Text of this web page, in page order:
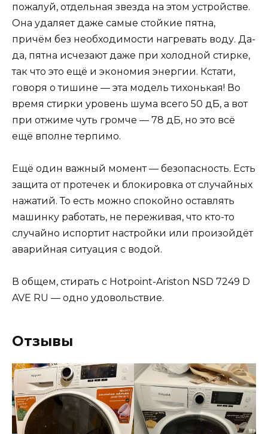
пожалуй, отдельная звезда на этом устройстве.
Она удаляет даже самые стойкие пятна,
причём без необходимости нагревать воду. Да-
да, пятна исчезают даже при холодной стирке,
так что это ещё и экономия энергии. Кстати,
говоря о тишине — эта модель тихонькая! Во
время стирки уровень шума всего 50 дБ, а вот
при отжиме чуть громче — 78 дБ, но это всё
ещё вполне терпимо.
Ещё один важный момент — безопасность. Есть
защита от протечек и блокировка от случайных
нажатий. То есть можно спокойно оставлять
машинку работать, не переживая, что кто-то
случайно испортит настройки или произойдёт
аварийная ситуация с водой.
В общем, стирать с Hotpoint-Ariston NSD 7249 D
AVE RU — одно удовольствие.
Отзывы